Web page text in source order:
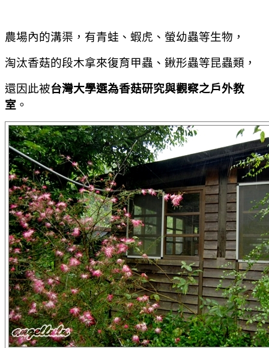
農場內的溝渠，有青蛙、蝦虎、螢幼蟲等生物，
淘汰香菇的段木拿來復育甲蟲、鍬形蟲等昆蟲類，
還因此被台灣大學選為香菇研究與觀察之戶外教
室 。